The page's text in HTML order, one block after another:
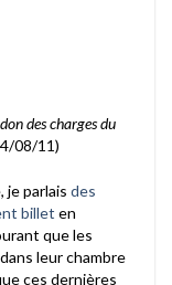
des charges du
08/11)
je parlais des
billet en
que les
leur chambre
ces dernières